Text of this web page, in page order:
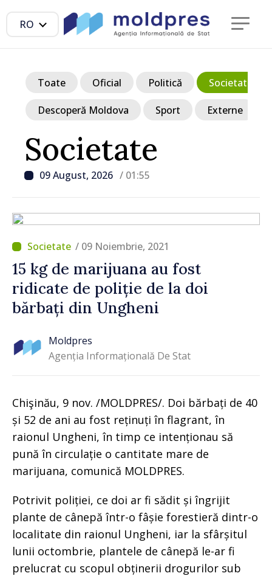
RO
Societate
09 August, 2026 / 01:55
Toate Oficial Politică Societate
Descoperă Moldova Sport Externe
/ 09 Noiembrie, 2021
15 kg de marijuana au fost
ridicate de poliție de la doi
bărbați din Ungheni
Moldpres
Agenția Informațională De Stat
Chişinău, 9 nov. /MOLDPRES/. Doi bărbați de 40
și 52 de ani au fost reținuți în flagrant, în
raionul Ungheni, în timp ce intenționau să
pună în circulație o cantitate mare de
marijuana, comunică MOLDPRES.
Potrivit poliției, ce doi ar fi sădit și îngrijit
plante de cânepă într-o fâșie forestieră dintr-o
localitate din raionul Ungheni, iar la sfârșitul
lunii octombrie, plantele de cânepă le-ar fi
prelucrat cu scopul obținerii drogurilor sub